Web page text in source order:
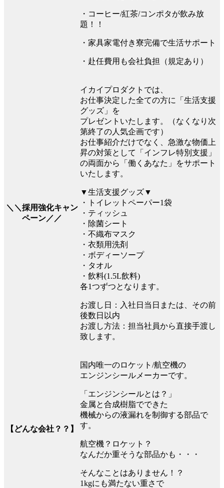
・コーヒー/紅茶/コンポタが飲み放
題！！
・家具家電付き寮完備で生活サポート
・赴任費用も会社負担（規定あり）
＼＼採用強化キャン
ペーン／／
イカイプロダクトでは、
お仕事決定した全ての方に「生活支援
グッズ」を
プレゼントいたします。（なくなり次
第終了の人気企画です）
お仕事紹介だけでなく、急激な物価上
昇の対策として「インフレ特別支援」
の両面から「働くあなた」をサポート
いたします。
▼生活支援グッズ▼
・トイレットペーパー1袋
・ティッシュ
・除菌シート
・不織布マスク
・衣類用洗剤
・ボディーソープ
・タオル
・飲料(1.5L飲料)
各1つずつとなります。
お渡し日：入社日当日または、その前
後数日以内
お渡し方法：担当社員から直接手渡し
致します。
【どんな会社？？】
国内唯一のロケット/航空機の
エンジンシールメーカーです。
「エンジンシールとは？」
金属と合成樹脂でできた
機械からの液漏れを制御する部品で
す。
航空機？ロケット？
なんだか重そうな部品かも・・・
そんなことはありません！？
1kgにも満たない重さで